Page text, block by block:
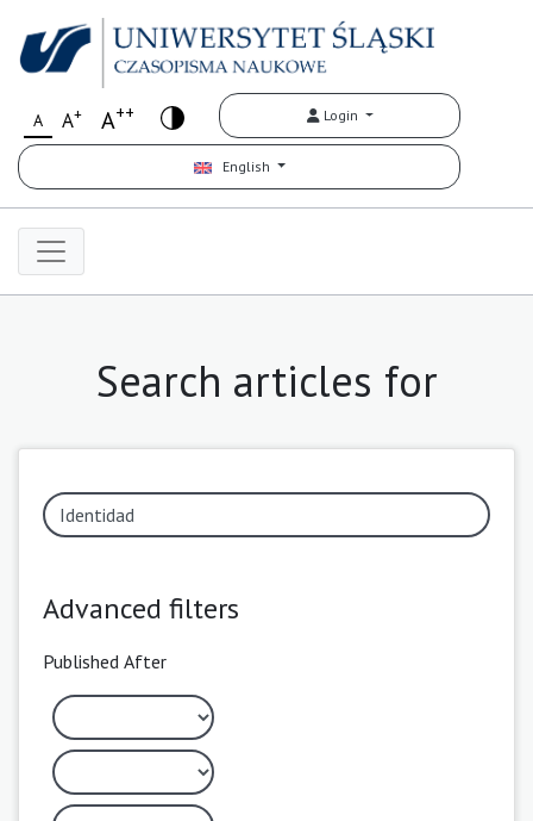
A A+ A++ Login
English
Search articles for
Advanced filters
Published After